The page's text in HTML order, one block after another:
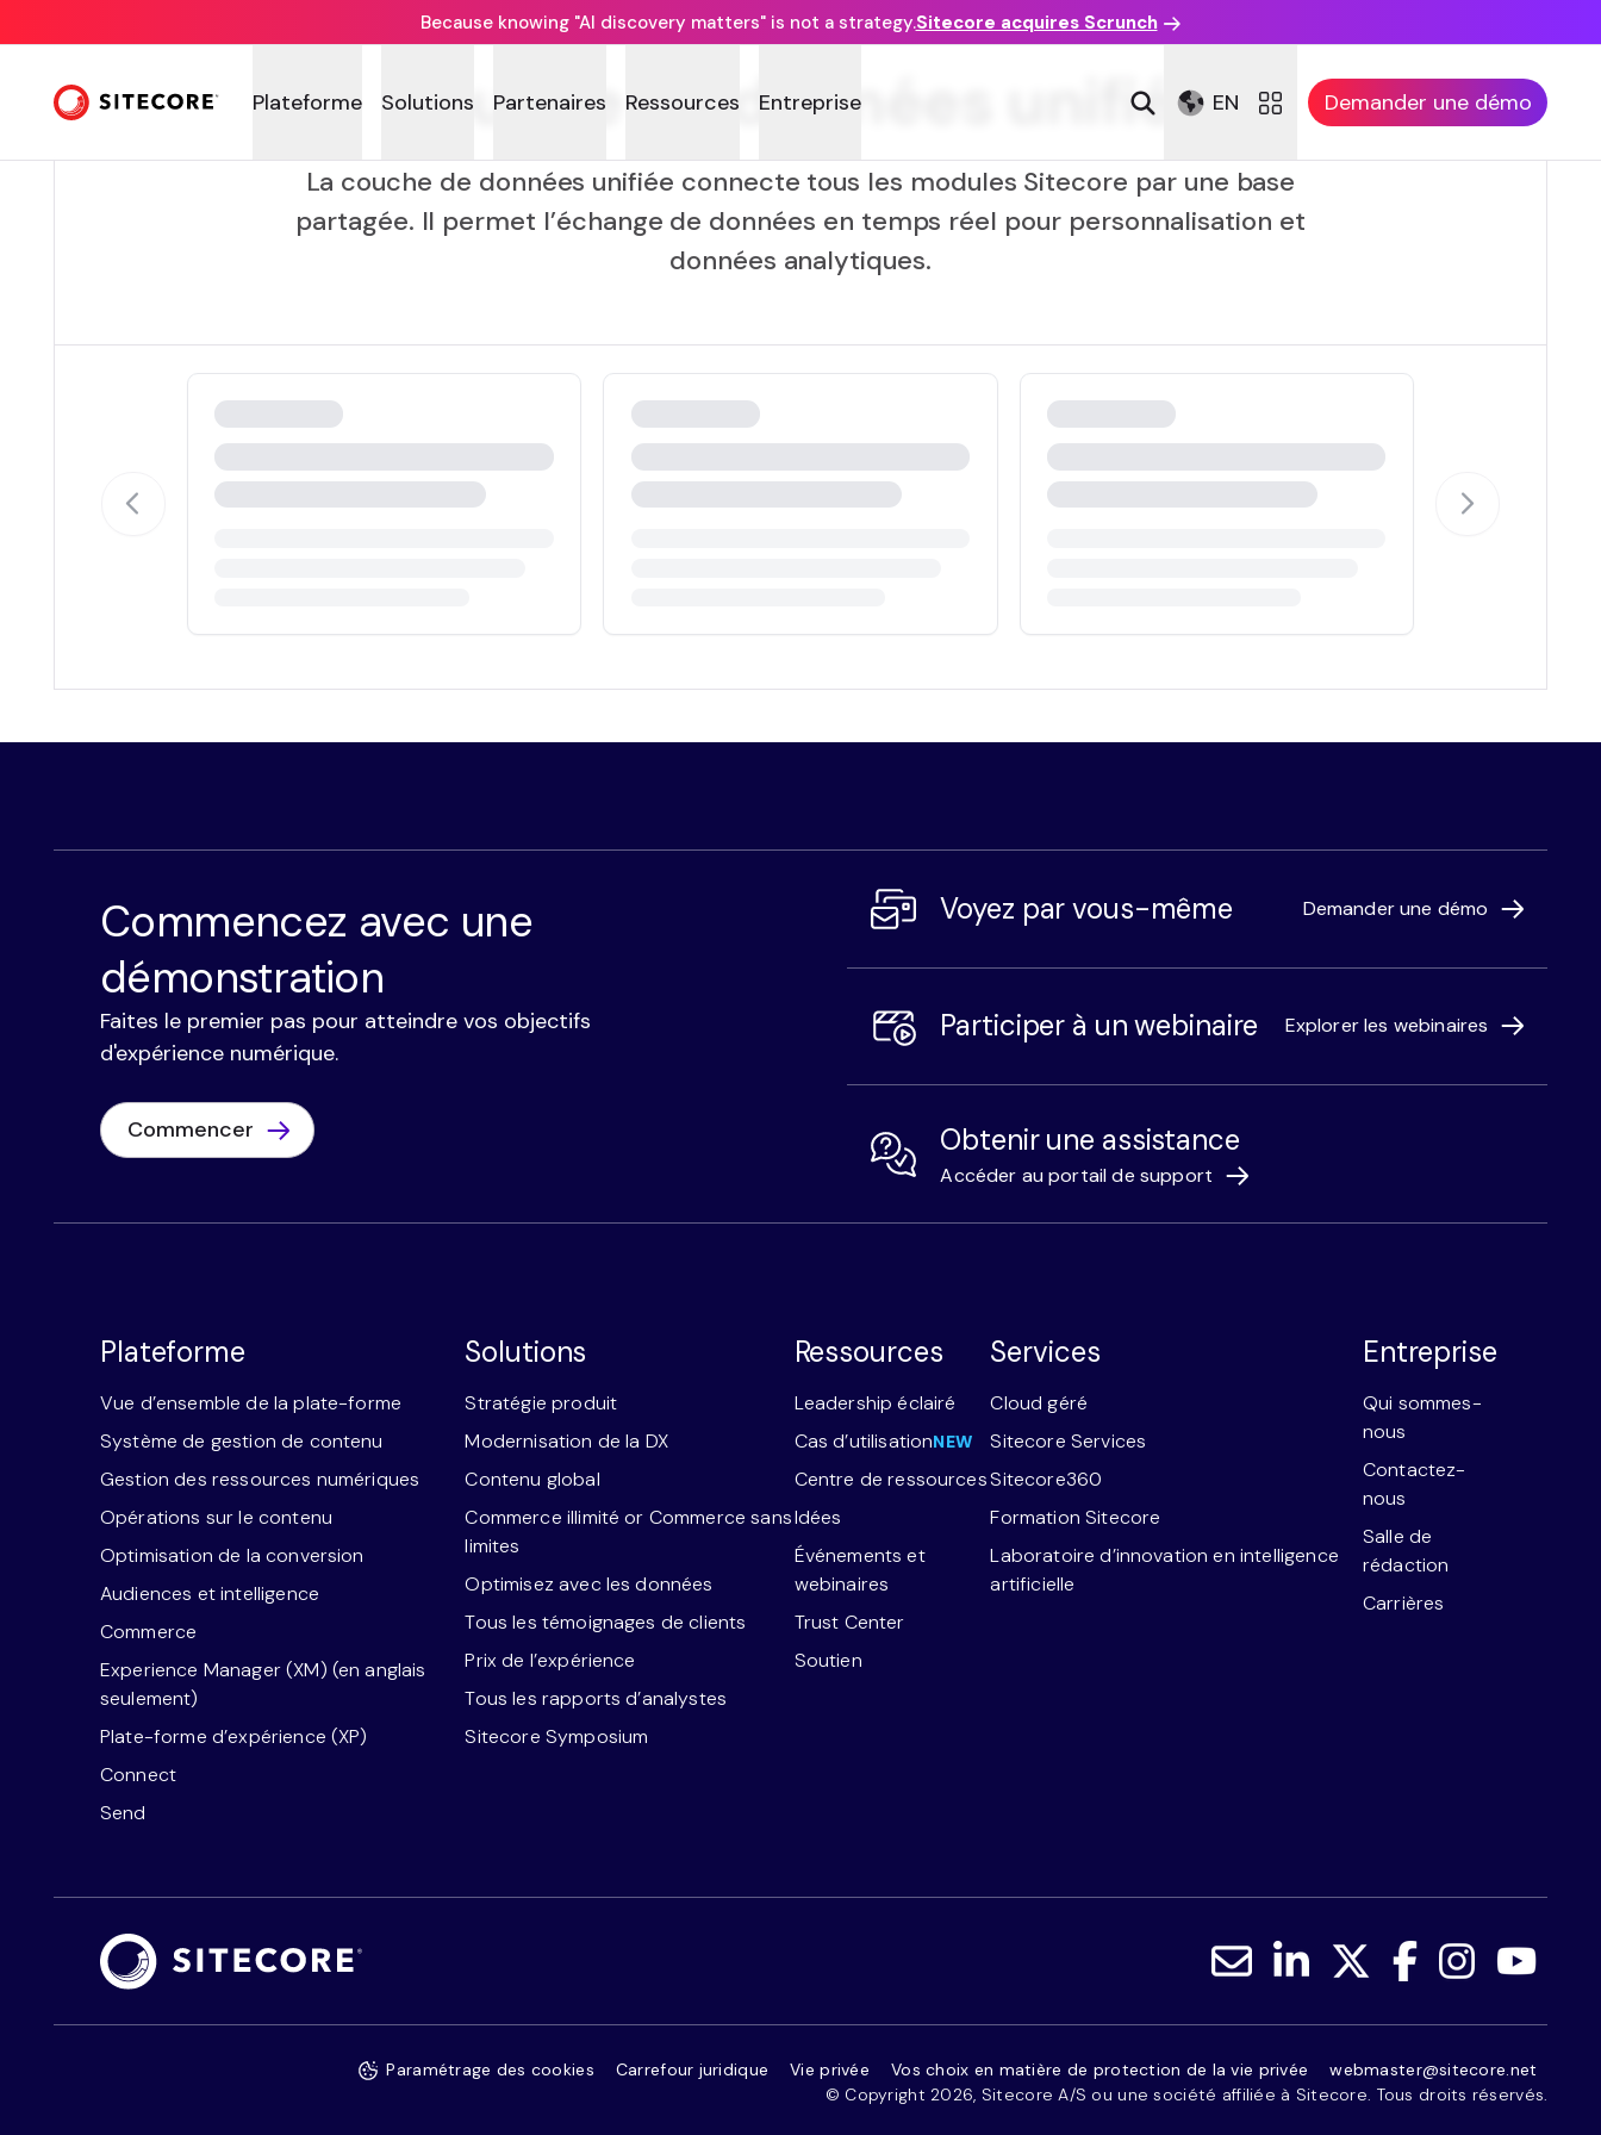
Because knowing "AI discovery matters" is not a strategy.Sitecore acquires Scrunch
Plateforme Solutions Partenaires Ressources Entreprise EN Demander une démo
Couche de données unifiée
La couche de données unifiée connecte tous les modules Sitecore par une base
partagée. Il permet l’échange de données en temps réel pour personnalisation et
données analytiques.
Commencez avec une
démonstration
Faites le premier pas pour atteindre vos objectifs
d'expérience numérique.
Commencer
Voyez par vous-même Demander une démo
Participer à un webinaire Explorer les webinaires
Obtenir une assistance
Accéder au portail de support
Plateforme
Vue d’ensemble de la plate-forme
Système de gestion de contenu
Gestion des ressources numériques
Opérations sur le contenu
Optimisation de la conversion
Audiences et intelligence
Commerce
Experience Manager (XM) (en anglais
seulement)
Plate-forme d’expérience (XP)
Connect
Send
Solutions
Stratégie produit
Modernisation de la DX
Contenu global
Commerce illimité or Commerce sans
limites
Optimisez avec les données
Tous les témoignages de clients
Prix de l’expérience
Tous les rapports d’analystes
Sitecore Symposium
Ressources
Leadership éclairé
Cas d’utilisationNEW
Centre de ressources
Idées
Événements et
webinaires
Trust Center
Soutien
Services
Cloud géré
Sitecore Services
Sitecore360
Formation Sitecore
Laboratoire d’innovation en intelligence
artificielle
Entreprise
Qui sommes-
nous
Contactez-
nous
Salle de
rédaction
Carrières
© Copyright 2026, Sitecore A/S ou une société affiliée à Sitecore. Tous droits réservés.
Paramétrage des cookies Carrefour juridique Vie privée Vos choix en matière de protection de la vie privée webmaster@sitecore.net